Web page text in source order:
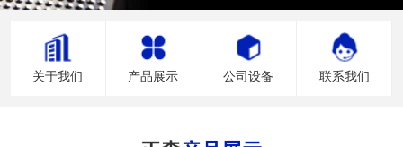
关于我们 产品展示 公司设备 联系我们